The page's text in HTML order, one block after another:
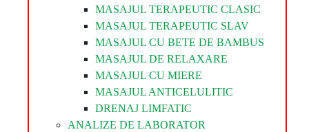
MASAJUL TERAPEUTIC CLASIC
MASAJUL TERAPEUTIC SLAV
MASAJUL CU BETE DE BAMBUS
MASAJUL DE RELAXARE
MASAJUL CU MIERE
MASAJUL ANTICELULITIC
DRENAJ LIMFATIC
ANALIZE DE LABORATOR